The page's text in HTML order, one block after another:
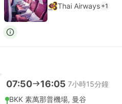
Thai Airways +1
07:50 16:05 7小時15分鐘
BKK 素萬那普機場, 曼谷